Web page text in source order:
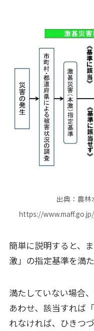
出典：農林
https://
簡単に説明すると、
激」の指定基準を満
満たしていない場合
あわせ、該当すれば
れなければ、ひきつ